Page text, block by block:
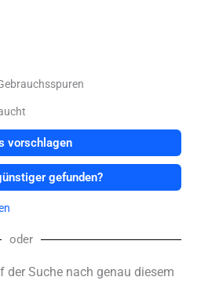
vorschlagen
gefunden?
oder
der Suche nach genau diesem